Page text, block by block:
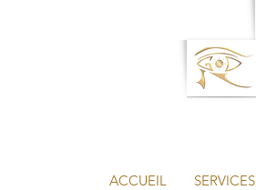
ACCUEIL SERVICES